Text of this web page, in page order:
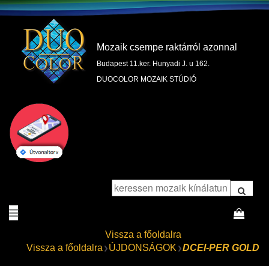
Mozaik csempe raktárról azonnal
Budapest 11.ker. Hunyadi J. u 162.
DUOCOLOR MOZAIK STÚDIÓ
Vissza a főoldalra
Vissza a főoldalra
ÚJDONSÁGOK DCEI-PER GOLD